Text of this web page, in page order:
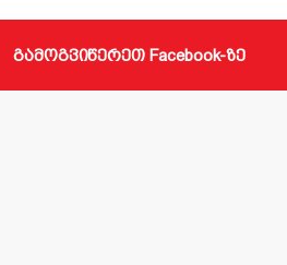
გამოგვიწერეთ Facebook-ზე